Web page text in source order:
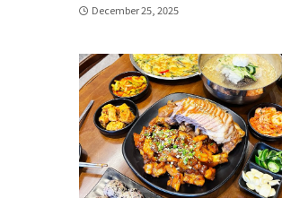
December 25, 2025